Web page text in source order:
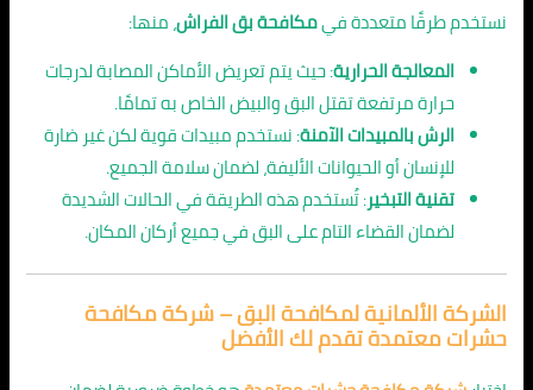
نستخدم طرقًا متعددة فيمكافحة بق الفراش، منها:
المعالجة الحرارية: حيث يتم تعريض الأماكن المصابة لدرجات
حرارة مرتفعة تقتل البق والبيض الخاص به تمامًا.
الرش بالمبيدات الآمنة: نستخدم مبيدات قوية لكن غير ضارة
للإنسان أو الحيوانات الأليفة، لضمان سلامة الجميع.
تقنية التبخير: تُستخدم هذه الطريقة في الحالات الشديدة
لضمان القضاء التام على البق في جميع أركان المكان.
الشركة الألمانية لمكافحة البق – شركة مكافحة
حشرات معتمدة تقدم لك الأفضل